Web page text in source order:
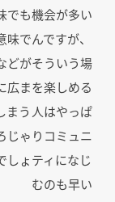
でも
味で
どが
広ま
まう
じゃ
しょ
機会が多い
んですが、
そういう場
を楽しめる
人はやっぱ
りコミュニ
ティになじ
むのも早い